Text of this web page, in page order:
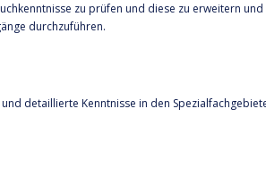
zu prüfen und diese zu erweitern
durchzuführen.
detaillierte Kenntnisse in den